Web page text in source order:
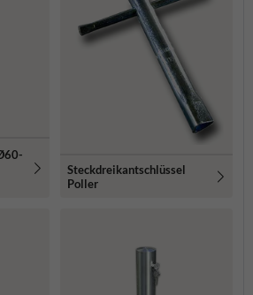
Steckdreikantschlüssel
Poller